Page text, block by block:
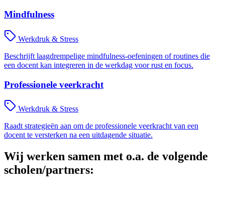
Mindfulness
Werkdruk & Stress
Beschrijft laagdrempelige mindfulness-oefeningen of routines die
een docent kan integreren in de werkdag voor rust en focus.
Professionele veerkracht
Werkdruk & Stress
Raadt strategieën aan om de professionele veerkracht van een
docent te versterken na een uitdagende situatie.
Wij werken samen met o.a. de volgende
scholen/partners: